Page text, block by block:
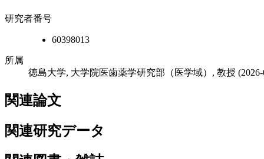
研究者番号
60398013
所属
徳島大学, 大学院医歯薬学研究部（医学域）, 教授
関連論文
関連研究データ